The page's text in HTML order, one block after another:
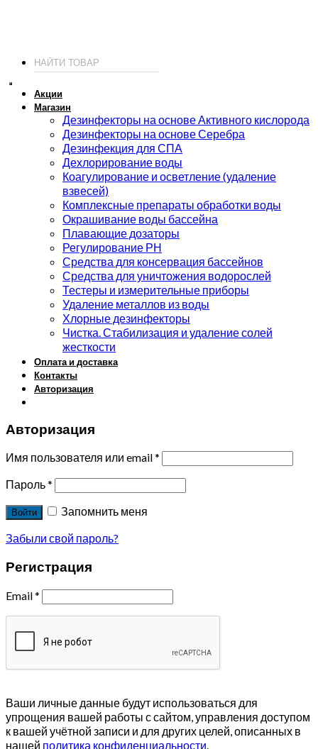
Акции
Магазин
Дезинфекторы на основе Активного кислорода
Дезинфекторы на основе Серебра
Дезинфекция для СПА
Дехлорирование воды
Коагулирование и осветление (удаление
взвесей)
Комплексные препараты обработки воды
Окрашивание воды бассейна
Плавающие дозаторы
Регулирование РН
Средства для консервация бассейнов
Средства для уничтожения водорослей
Тестеры и измерительные приборы
Удаление металлов из воды
Хлорные дезинфекторы
Чистка. Стабилизация и удаление солей
жесткости
Оплата и доставка
Контакты
Авторизация
Авторизация
Имя пользователя или email*
Пароль*
Войти
Запомнить меня
Забыли свой пароль?
Регистрация
Email*
Ваши личные данные будут использоваться для
упрощения вашей работы с сайтом, управления доступом
к вашей учётной записи и для других целей, описанных в
нашей политика конфиденциальности